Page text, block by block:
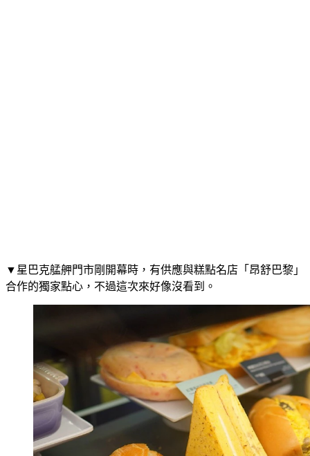
▼星巴克艋舺門市剛開幕時，有供應與糕點名店「昂舒巴黎」
合作的獨家點心，不過這次來好像沒看到。